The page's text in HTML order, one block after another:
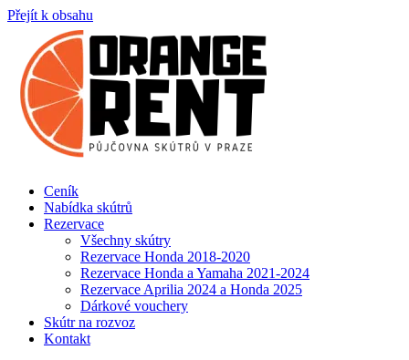
Přejít k obsahu
Ceník
Nabídka skútrů
Rezervace
Všechny skútry
Rezervace Honda 2018-2020
Rezervace Honda a Yamaha 2021-2024
Rezervace Aprilia 2024 a Honda 2025
Dárkové vouchery
Skútr na rozvoz
Kontakt